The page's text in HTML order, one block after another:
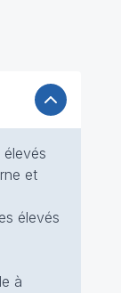
et
élevés
à